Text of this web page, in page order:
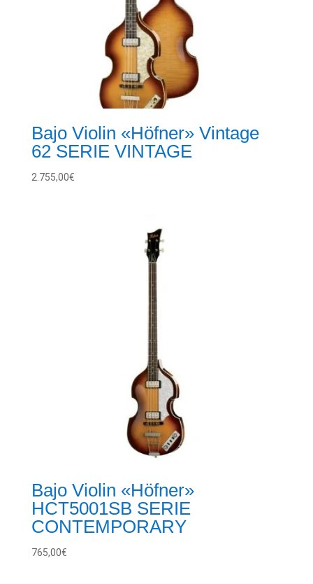
Bajo Violin «Höfner» Vintage
62 SERIE VINTAGE
2.755,00€
Bajo Violin «Höfner»
HCT5001SB SERIE
CONTEMPORARY
765,00€